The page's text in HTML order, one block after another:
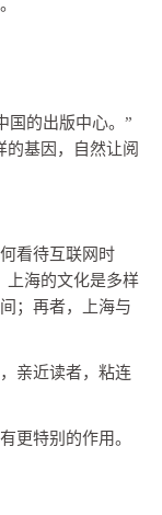
国的出版中心。”
的基因，自然让阅
看待互联网时
上海的文化是多样
；再者，上海与
亲近读者，粘连
更特别的作用。